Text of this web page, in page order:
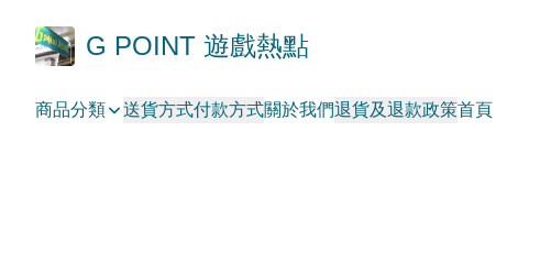
G POINT 遊戲熱點
商品分類 送貨方式付款方式關於我們退貨及退款政策首頁